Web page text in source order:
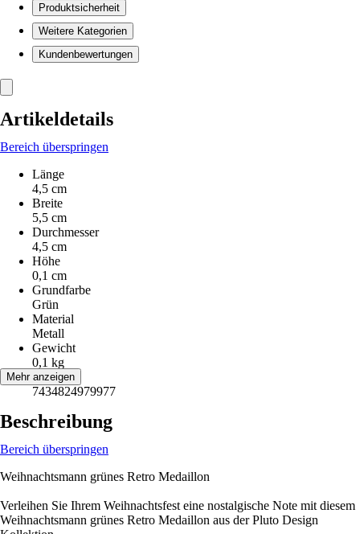
Produktsicherheit
Weitere Kategorien
Kundenbewertungen
Artikeldetails
Bereich überspringen
Länge
4,5 cm
Breite
5,5 cm
Durchmesser
4,5 cm
Höhe
0,1 cm
Grundfarbe
Grün
Material
Metall
Gewicht
0,1 kg
EAN
7434824979977
Mehr anzeigen
Beschreibung
Bereich überspringen
Weihnachtsmann grünes Retro Medaillon
Verleihen Sie Ihrem Weihnachtsfest eine nostalgische Note mit diesem
Weihnachtsmann grünes Retro Medaillon aus der Pluto Design